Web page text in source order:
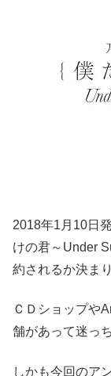
2018年1月10日
けの君～Under
約されるか決ま
ＣＤショップや
舗があって迷っ
しかも今回のア